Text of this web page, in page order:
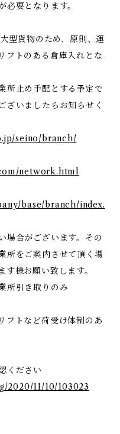
要となります。
型貨物のため、原則、運
フトのある倉庫入れとな
所止め手配とする予定で
ざいましたらお知らせく
seino/branch/
network.html
base/branch/index.
場合がございます。その
所をご案内させて頂く場
様お願い致します。
所引き取りのみ
フトなど荷受け体制のあ
ください
11/10/103023